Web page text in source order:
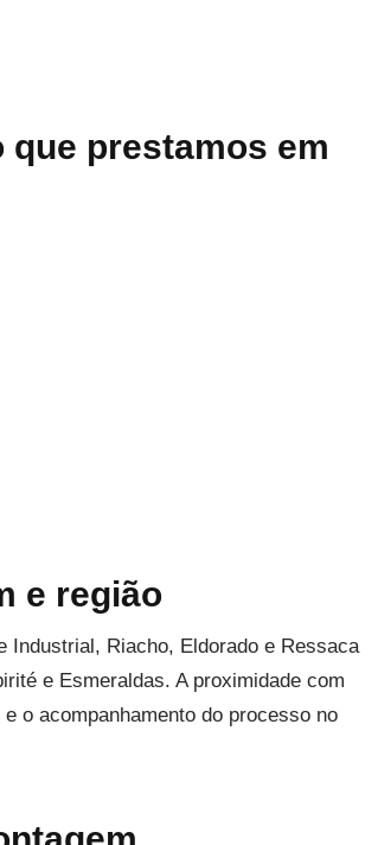
prestamos em
e região
Riacho, Eldorado e Ressaca
e Esmeraldas. A proximidade com
o acompanhamento do processo no